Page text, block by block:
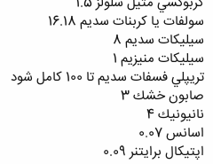
سولفات يا كربنات سديم 16.18
سيليكات سديم 8
سيليكات منيزيم 1
تريپلي فسفات سديم تا 100 كامل شود
صابون خشك 3
نانيونيك 4
اسانس 0.07
اپتيكال برايتنر 0.09